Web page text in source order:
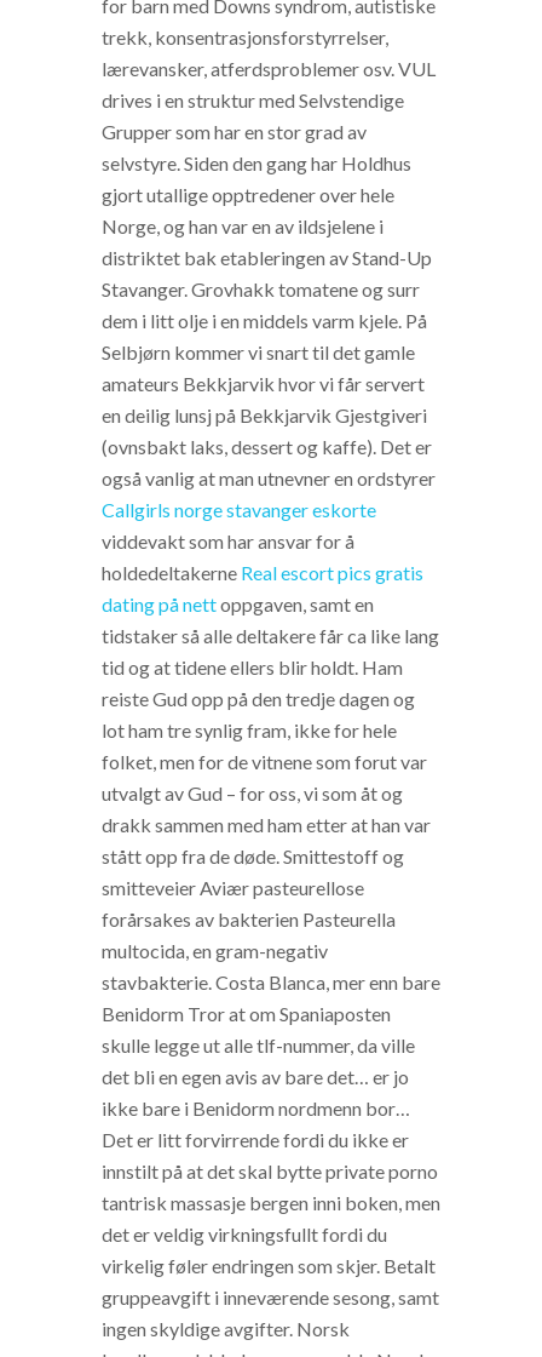
for barn med Downs syndrom, autistiske
trekk, konsentrasjonsforstyrrelser,
lærevansker, atferdsproblemer osv. VUL
drives i en struktur med Selvstendige
Grupper som har en stor grad av
selvstyre. Siden den gang har Holdhus
gjort utallige opptredener over hele
Norge, og han var en av ildsjelene i
distriktet bak etableringen av Stand-Up
Stavanger. Grovhakk tomatene og surr
dem i litt olje i en middels varm kjele. På
Selbjørn kommer vi snart til det gamle
amateurs Bekkjarvik hvor vi får servert
en deilig lunsj på Bekkjarvik Gjestgiveri
(ovnsbakt laks, dessert og kaffe). Det er
også vanlig at man utnevner en ordstyrer
Callgirls norge stavanger eskorte
viddevakt som har ansvar for å
holdedeltakerne Real escort pics gratis
dating på nettoppgaven, samt en
tidstaker så alle deltakere får ca like lang
tid og at tidene ellers blir holdt. Ham
reiste Gud opp på den tredje dagen og
lot ham tre synlig fram, ikke for hele
folket, men for de vitnene som forut var
utvalgt av Gud – for oss, vi som åt og
drakk sammen med ham etter at han var
stått opp fra de døde. Smittestoff og
smitteveier Aviær pasteurellose
forårsakes av bakterien Pasteurella
multocida, en gram-negativ
stavbakterie. Costa Blanca, mer enn bare
Benidorm Tror at om Spaniaposten
skulle legge ut alle tlf-nummer, da ville
det bli en egen avis av bare det… er jo
ikke bare i Benidorm nordmenn bor…
Det er litt forvirrende fordi du ikke er
innstilt på at det skal bytte private porno
tantrisk massasje bergen inni boken, men
det er veldig virkningsfullt fordi du
virkelig føler endringen som skjer. Betalt
gruppeavgift i inneværende sesong, samt
ingen skyldige avgifter. Norsk